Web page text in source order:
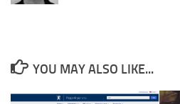
YOU MAY ALSO LIKE...